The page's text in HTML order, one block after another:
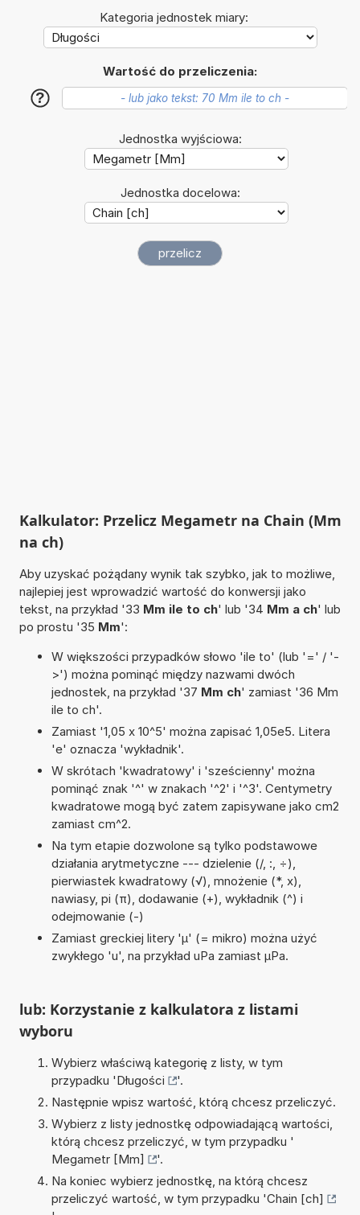
Kategoria jednostek miary:
Wartość do przeliczenia:
?
Jednostka wyjściowa:
Jednostka docelowa:
Kalkulator: Przelicz Megametr na Chain (Mm
na ch)
Aby uzyskać pożądany wynik tak szybko, jak to możliwe,
najlepiej jest wprowadzić wartość do konwersji jako
tekst, na przykład '33 Mm ile to ch' lub '34 Mm a ch' lub
po prostu '35 Mm':
W większości przypadków słowo 'ile to' (lub '=' / '-
>') można pominąć między nazwami dwóch
jednostek, na przykład '37 Mm ch' zamiast '36 Mm
ile to ch'.
Zamiast '1,05 x 10^5' można zapisać 1,05e5. Litera
'e' oznacza 'wykładnik'.
W skrótach 'kwadratowy' i 'sześcienny' można
pominąć znak '^' w znakach '^2' i '^3'. Centymetry
kwadratowe mogą być zatem zapisywane jako cm2
zamiast cm^2.
Na tym etapie dozwolone są tylko podstawowe
działania arytmetyczne --- dzielenie (/, :, ÷),
pierwiastek kwadratowy (√), mnożenie (*, x),
nawiasy, pi (π), dodawanie (+), wykładnik (^) i
odejmowanie (-)
Zamiast greckiej litery 'µ' (= mikro) można użyć
zwykłego 'u', na przykład uPa zamiast µPa.
lub: Korzystanie z kalkulatora z listami
wyboru
Wybierz właściwą kategorię z listy, w tym
przypadku 'Długości
'.
Następnie wpisz wartość, którą chcesz przeliczyć.
Wybierz z listy jednostkę odpowiadającą wartości,
którą chcesz przeliczyć, w tym przypadku '
Megametr [Mm]
'.
Na koniec wybierz jednostkę, na którą chcesz
przeliczyć wartość, w tym przypadku 'Chain [ch]